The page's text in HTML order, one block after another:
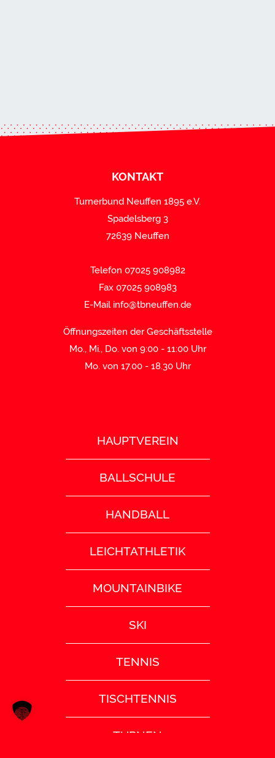
KONTAKT
Turnerbund Neuffen 1895 e.V.
Spadelsberg 3
72639 Neuffen
Telefon 07025 908982
Fax 07025 908983
E-Mail info@tbneuffen.de
Öffnungszeiten der Geschäftsstelle
Mo., Mi., Do. von 9:00 - 11:00 Uhr
Mo. von 17.00 - 18.30 Uhr
HAUPTVEREIN
BALLSCHULE
HANDBALL
LEICHTATHLETIK
MOUNTAINBIKE
SKI
TENNIS
TISCHTENNIS
TURNEN